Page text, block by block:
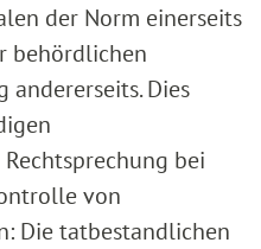
der Norm einerseits
behördlichen
andererseits. Dies
bei
von
Die tatbestandlichen